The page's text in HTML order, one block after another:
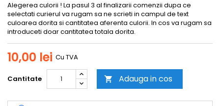
Alegerea culorii ! La pasul 3 al finalizarii comenzii dupa ce
selectati curierul va rugam sa ne scrieti in campul de text
culoarea dorita si cantitatea aferenta culorii. In cos va rugam sa
introduceti doar cantitatea totala dorita.
10,00 lei Cu TVA
Cantitate  Adauga in cos